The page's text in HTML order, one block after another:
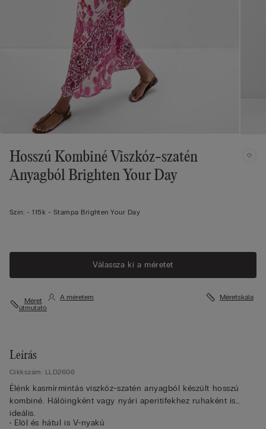
Hosszú Kombiné Viszkóz-szatén
Anyagból Brighten Your Day
Szín: -115k - Stampa Brighten Your Day
Válassza ki a méretet
Méret
útmutató
A méretem Méretskála
Leírás
Cikkszám: LLD2606
Élénk kasmírmintás viszkóz-szatén anyagból készült hosszú
kombiné. Hálóingként vagy nyári aperitifekhez ruhaként is
ideális.
• Elöl és hátul is V-nyakú